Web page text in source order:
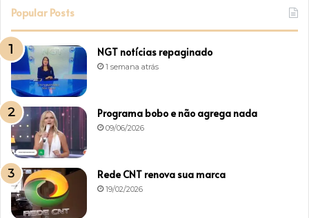
Popular Posts
NGT notícias repaginado
1 semana atrás
Programa bobo e não agrega nada
09/06/2026
Rede CNT renova sua marca
19/02/2026